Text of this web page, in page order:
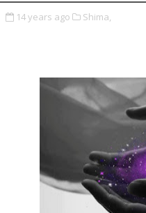
14 years ago Shima,